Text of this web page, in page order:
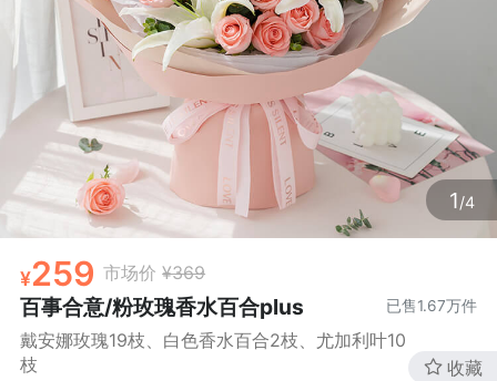
1/4
李先* 1小时前购买
259 市场价 ¥369
百事合意/粉玫瑰香水百合plus 已售1.67万件
戴安娜玫瑰19枝、白色香水百合2枝、尤加利叶10
枝
收藏